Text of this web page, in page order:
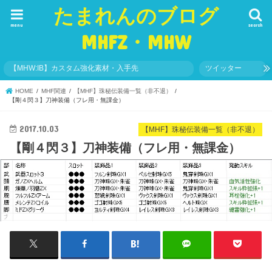
たまれんのブログ
MHFZ・MHW
search
menu
【MHW:IB】カスタム強化素材・入手先 ツイッター
HOME MHF関連
【MHF】珠秘伝装備一覧（非不退）
【剛４閃３】刀神装備（フレ用・無課金）
【MHF】珠秘伝装備一覧（非不退）
2017.10.03
【剛４閃３】刀神装備（フレ用・無課金）